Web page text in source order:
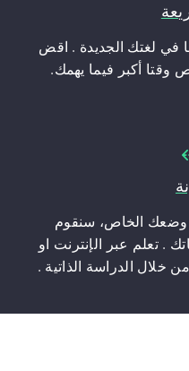
في لغتك الجديدة . اقض
أكبر فيما يهمك.
وضعك الخاص، سنقوم
. تعلم عبر الإنترنت او
الدراسة الذاتية .